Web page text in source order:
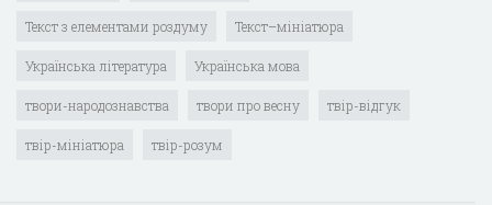
Текст з елементами роздуму Текст–мініатюра
Українська література Українська мова
твори-народознавства твори про весну твір-відгук
твір-мініатюра твір-розум